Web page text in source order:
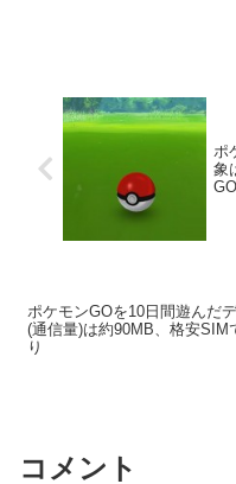
ポ
象
GO
ポケモンGOを10日間遊んだ
(通信量)は約90MB、格安SIM
り
コメント